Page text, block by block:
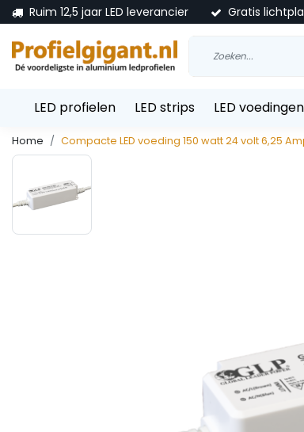
Ruim 12,5 jaar LED leverancier Gratis
LED profielen LED strips LED voedingen
Home Compacte LED voeding 150 watt 24 volt 6,25